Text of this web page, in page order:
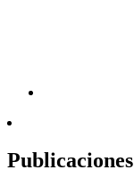
Publicaciones